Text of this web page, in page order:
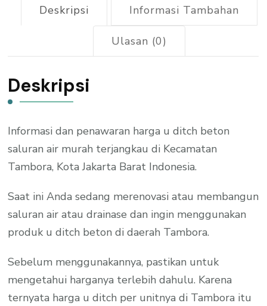
Deskripsi Informasi Tambahan
Ulasan (0)
Deskripsi
Informasi dan penawaran harga u ditch beton
saluran air murah terjangkau di Kecamatan
Tambora, Kota Jakarta Barat Indonesia.
Saat ini Anda sedang merenovasi atau membangun
saluran air atau drainase dan ingin menggunakan
produk u ditch beton di daerah Tambora.
Sebelum menggunakannya, pastikan untuk
mengetahui harganya terlebih dahulu. Karena
ternyata harga u ditch per unitnya di Tambora itu